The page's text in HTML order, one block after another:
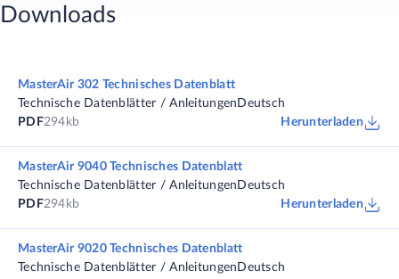
Downloads
MasterAir 302 Technisches Datenblatt
Technische Datenblätter / Anleitungen Deutsch
PDF294kb Herunterladen
MasterAir 9040 Technisches Datenblatt
Technische Datenblätter / Anleitungen Deutsch
PDF294kb Herunterladen
MasterAir 9020 Technisches Datenblatt
Technische Datenblätter / Anleitungen Deutsch